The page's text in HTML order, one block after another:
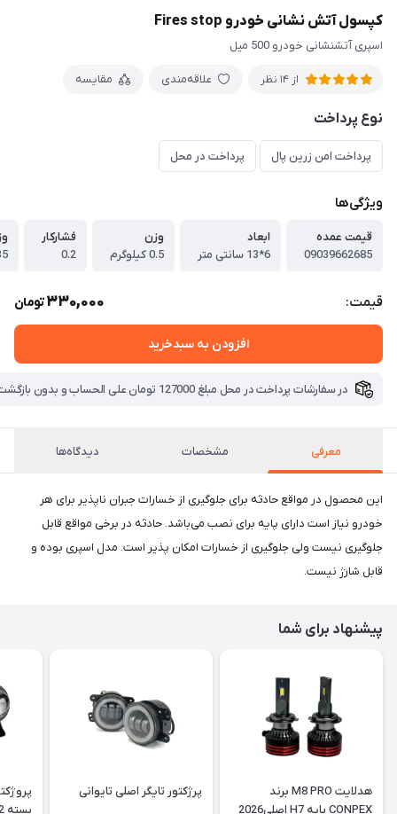
کپسول آتش نشانی خودرو Fires stop
اسپری آتشنشانی خودرو 500 میل
از 14 نظر علاقه‌مندی مقایسه
نوع پرداخت
پرداخت امن زرین پال پرداخت در محل
ویژگی‌ها
قیمت عمده
09039662685
ابعاد
6*13 سانتی متر
وزن
0.5 کیلوگرم
فشارکار
0.2
قیمت: 330,000تومان
افزودن به سبدخرید
در سفارشات پرداخت در محل مبلغ 127000 تومان علی الحساب و بدون بازگشت بابت هزینه ارسال دریافت میگردد
معرفی مشخصات دیدگاه‌ها
این محصول در مواقع حادثه برای جلوگیری از خسارات جبران ناپذیر برای هر
خودرو نیاز است دارای پایه برای نصب می‌باشد. حادثه در برخی مواقع قابل
جلوگیری نیست ولی جلوگیری از خسارات امکان پذیر است. مدل اسپری بوده و
قابل شارژ نیست.
پیشنهاد برای شما
هدلایت M8 PRO برند
CONPEX پایه H7 اصلی2026
پرژکتور تایگر اصلی تایوانی
بسته 2 عددی به همراه کلید